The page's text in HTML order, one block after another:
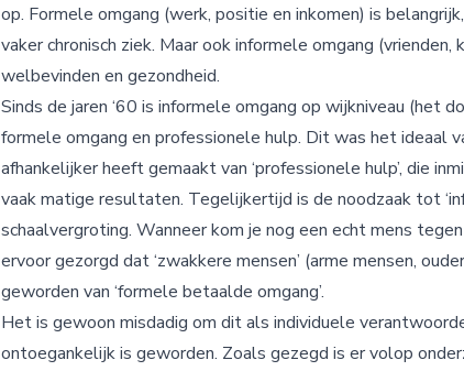
op. Formele omgang (werk, positie en inkomen) is
vaker chronisch ziek. Maar ook informele omgang
welbevinden en gezondheid.
Sinds de jaren ‘60 is informele omgang op wijkniveau (het
formele omgang en professionele hulp. Dit was het ideaal
afhankelijker heeft gemaakt van ‘professionele hulp’, die
vaak matige resultaten. Tegelijkertijd is de noodzaak tot
schaalvergroting. Wanneer kom je nog een echt mens
ervoor gezorgd dat ‘zwakkere mensen’ (arme mensen,
geworden van ‘formele betaalde omgang’.
Het is gewoon misdadig om dit als individuele
ontoegankelijk is geworden. Zoals gezegd is er volop